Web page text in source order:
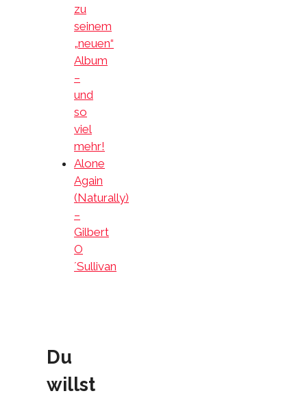
zu
seinem
„neuen“
Album
–
und
so
viel
mehr!
Alone
Again
(Naturally)
–
Gilbert
O
´Sullivan
Du
willst